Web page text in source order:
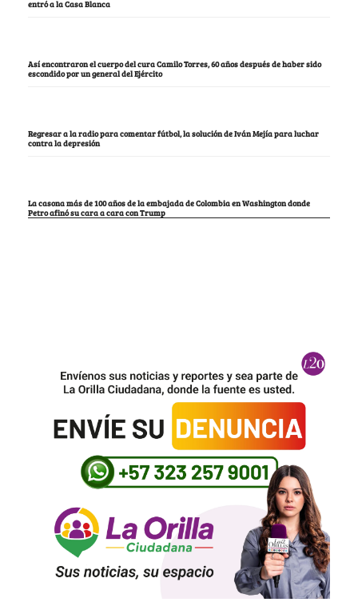
entró a la Casa Blanca
Así encontraron el cuerpo del cura Camilo Torres, 60 años después de haber sido
escondido por un general del Ejército
Regresar a la radio para comentar fútbol, la solución de Iván Mejía para luchar
contra la depresión
La casona más de 100 años de la embajada de Colombia en Washington donde
Petro afinó su cara a cara con Trump